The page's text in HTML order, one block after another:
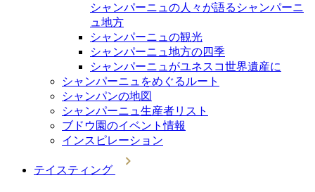
シャンパーニュの人々が語るシャンパーニ
ュ地方
シャンパーニュの観光
シャンパーニュ地方の四季
シャンパーニュがユネスコ世界遺産に
シャンパーニュをめぐるルート
シャンパンの地図
シャンパーニュ生産者リスト
ブドウ園のイベント情報
インスピレーション
テイスティング